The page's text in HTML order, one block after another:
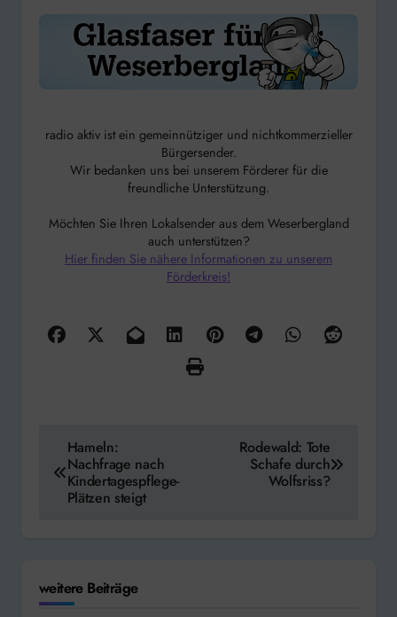
radio aktiv ist ein gemeinnütziger und nichtkommerzieller
Bürgersender.
Wir bedanken uns bei unserem Förderer für die
freundliche Unterstützung.
Möchten Sie Ihren Lokalsender aus dem Weserbergland
auch unterstützen?
Hier finden Sie nähere Informationen zu unserem
Förderkreis!
Beitragsnavigation
Hameln:
Nachfrage nach
Kindertagespflege-
Plätzen steigt
Rodewald: Tote
Schafe durch
Wolfsriss?
weitere Beiträge